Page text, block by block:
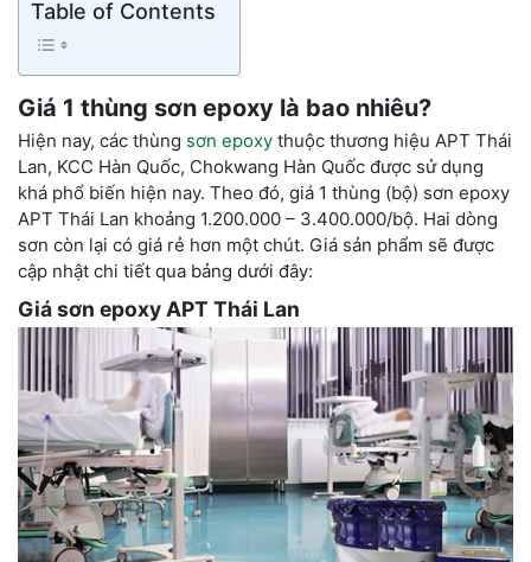
Table of Contents
Giá 1 thùng sơn epoxy là bao nhiêu?
Hiện nay, các thùng sơn epoxy thuộc thương hiệu APT Thái
Lan, KCC Hàn Quốc, Chokwang Hàn Quốc được sử dụng
khá phổ biến hiện nay. Theo đó, giá 1 thùng (bộ) sơn epoxy
APT Thái Lan khoảng 1.200.000 – 3.400.000/bộ. Hai dòng
sơn còn lại có giá rẻ hơn một chút. Giá sản phẩm sẽ được
cập nhật chi tiết qua bảng dưới đây:
Giá sơn epoxy APT Thái Lan